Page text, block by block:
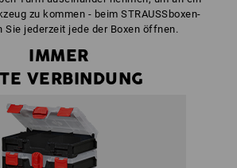
zu kommen - beim STRAUSSboxen-
Sie jederzeit jede der Boxen öffnen.
IMMER
VERBINDUNG